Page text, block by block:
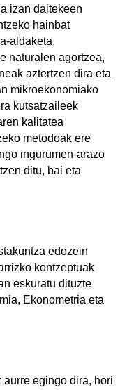
izan daitekeen
hainbat
aldaketa,
naturalen agortzea,
aztertzen dira eta
mikroekonomiako
kutsatzaileek
kalitatea
metodoak ere
ingurumen-arazo
ditu, bai eta
edozein
kontzeptuak
eskuratu dituzte
Ekonometria eta
aurre egingo dira, hori